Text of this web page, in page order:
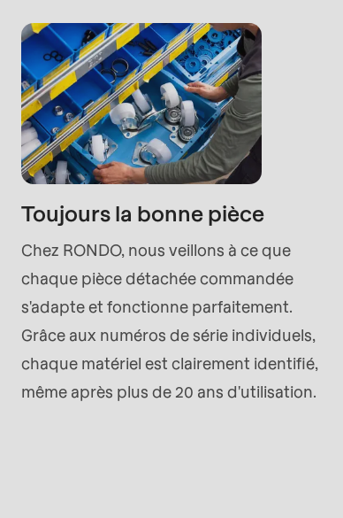
Toujours la bonne pièce
Chez RONDO, nous veillons à ce que
chaque pièce détachée commandée
s'adapte et fonctionne parfaitement.
Grâce aux numéros de série individuels,
chaque matériel est clairement identifié,
même après plus de 20 ans d'utilisation.